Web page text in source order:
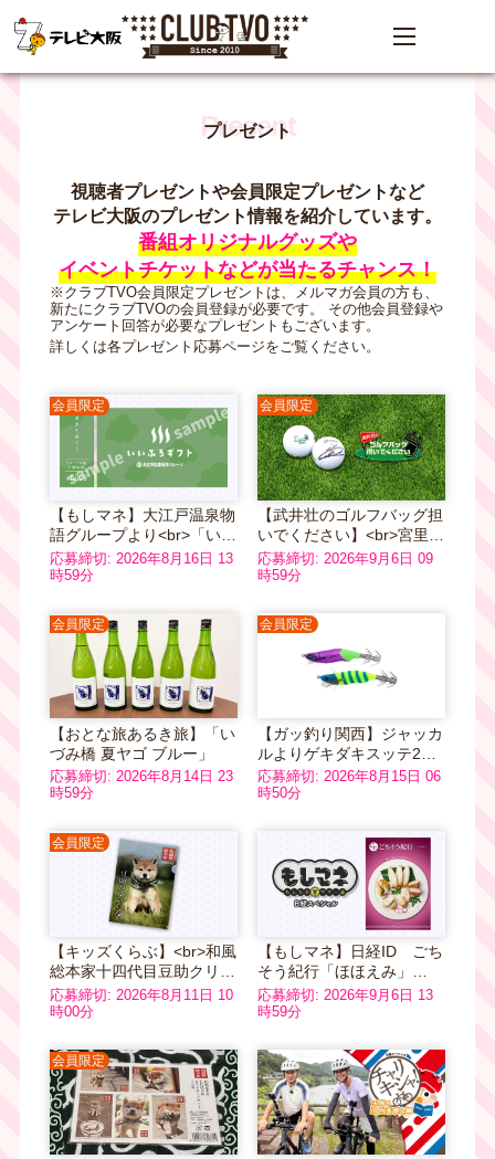
プレゼント
視聴者プレゼントや会員限定プレゼントなど
テレビ大阪のプレゼント情報を紹介しています。
番組オリジナルグッズや
イベントチケットなどが当たるチャンス！
※クラブTVO会員限定プレゼントは、
メルマガ会員の方も、
新たにクラブTVOの会員登録が必要です。
その他会員登録や
アンケート回答が必要なプレゼントもございます。
詳しくは各プレゼント応募ページをご覧ください。
会員限定
【もしマネ】大江戸温泉物
語グループより<br>「いい
ふろギフト」５万円分
応募締切: 2026年8月16日 13
時59分
会員限定
【武井壮のゴルフバッグ担
いでください】<br>宮里優
作プロサインボール入り番
組オリジナルゴルフボール
応募締切: 2026年9月6日 09
時59分
会員限定
【おとな旅あるき旅】「い
づみ橋 夏ヤゴ ブルー」
応募締切: 2026年8月14日 23
時59分
会員限定
【ガッ釣り関西】ジャッカ
ルよりゲキダキスッテ2個
セット
応募締切: 2026年8月15日 06
時50分
会員限定
【キッズくらぶ】<br>和風
総本家十四代目豆助クリア
ファイル
応募締切: 2026年8月11日 10
時00分
【もしマネ】日経ID ごち
そう紀行「ほほえみ」
4,400円
応募締切: 2026年9月6日 13
時59分
会員限定